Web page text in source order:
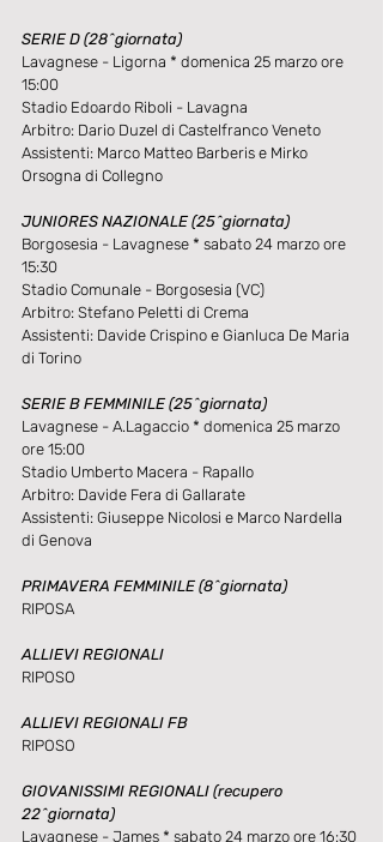
SERIE D (28^giornata)
Lavagnese - Ligorna * domenica 25 marzo ore
15:00
Stadio Edoardo Riboli - Lavagna
Arbitro: Dario Duzel di Castelfranco Veneto
Assistenti: Marco Matteo Barberis e Mirko
Orsogna di Collegno
JUNIORES NAZIONALE (25^giornata)
Borgosesia - Lavagnese * sabato 24 marzo ore
15:30
Stadio Comunale - Borgosesia (VC)
Arbitro: Stefano Peletti di Crema
Assistenti: Davide Crispino e Gianluca De Maria
di Torino
SERIE B FEMMINILE (25^giornata)
Lavagnese - A.Lagaccio * domenica 25 marzo
ore 15:00
Stadio Umberto Macera - Rapallo
Arbitro: Davide Fera di Gallarate
Assistenti: Giuseppe Nicolosi e Marco Nardella
di Genova
PRIMAVERA FEMMINILE (8^giornata)
RIPOSA
ALLIEVI REGIONALI
RIPOSO
ALLIEVI REGIONALI FB
RIPOSO
GIOVANISSIMI REGIONALI (recupero
22^giornata)
Lavagnese - James * sabato 24 marzo ore 16:30